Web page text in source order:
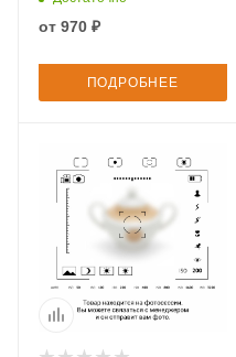
от 970 ₽
ПОДРОБНЕЕ